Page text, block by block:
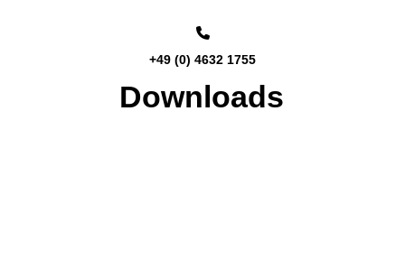
+49 (0) 4632 1755
Downloads